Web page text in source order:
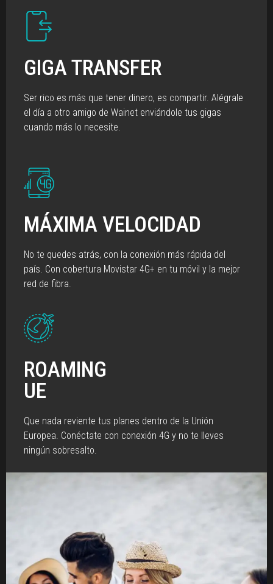
GIGA TRANSFER
Ser rico es más que tener dinero, es compartir. Alégrale
el día a otro amigo de Wainet enviándole tus gigas
cuando más lo necesite.
MÁXIMA VELOCIDAD
No te quedes atrás, con la conexión más rápida del
país. Con cobertura Movistar 4G+ en tu móvil y la mejor
red de fibra.
ROAMING
UE
Que nada reviente tus planes dentro de la Unión
Europea. Conéctate con conexión 4G y no te lleves
ningún sobresalto.